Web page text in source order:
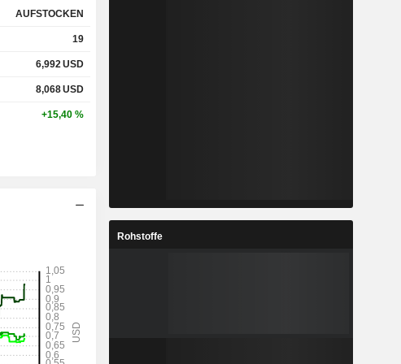
3,32 %
15,19 % 14,19 %
35,09 %
99,64 %
AUFSTOCKEN
19
6,992USD
8,068USD
+15,40 %
Rohstoffe